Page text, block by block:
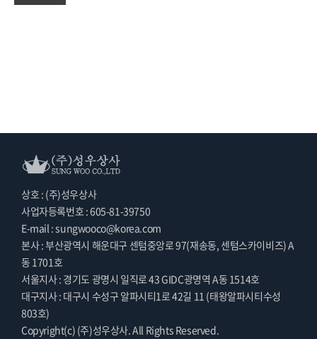
상호 : (주)성우상사
사업자등록번호 : 605-81-39750
E-mail : sungwooco@korea.com
본사 : 부산광역시 해운대구 센텀중앙로 97(재송동, 센텀스카이비즈) A
동 1701호
서울지사 : 경기도 광명시 일직로 43 GIDC광명역 A동 1514호
대구지사 : 대구시 수성구 알파시티1로 42길 11 (태왕알파시티수성
803호)
Copyright(c) (주)성우상사. All Rights Reserved.